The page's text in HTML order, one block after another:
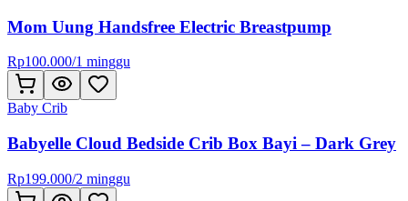
Mom Uung Handsfree Electric Breastpump
Rp100.000/1 minggu
Baby Crib
Babyelle Cloud Bedside Crib Box Bayi – Dark Grey
Rp199.000/2 minggu